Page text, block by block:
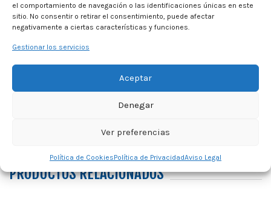
el comportamiento de navegación o las identificaciones únicas en este
sitio. No consentir o retirar el consentimiento, puede afectar
negativamente a ciertas características y funciones.
Gestionar los servicios
Aceptar
Denegar
Ver preferencias
Política de CookiesPolítica de PrivacidadAviso Legal
PRODUCTOS RELACIONADOS